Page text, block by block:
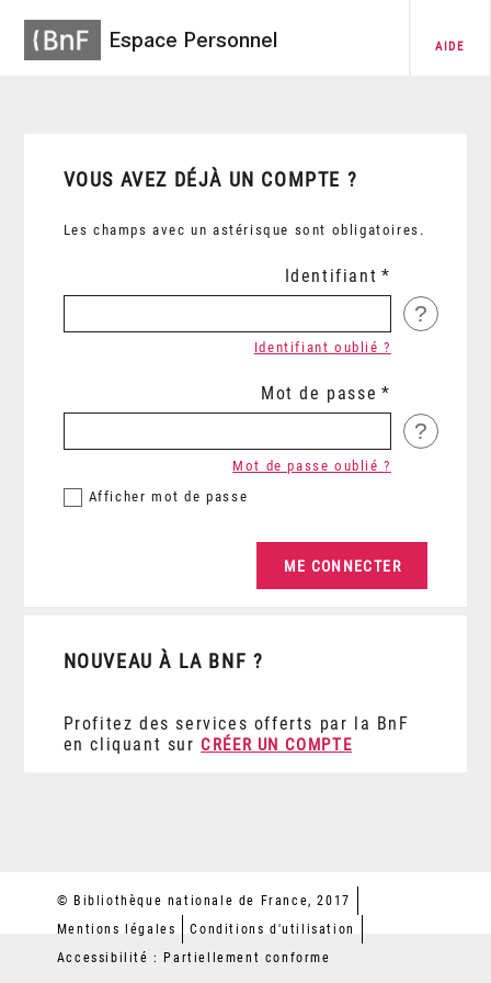
Espace Personnel AIDE
VOUS AVEZ DÉJÀ UN COMPTE ?
Les champs avec un astérisque sont obligatoires.
Identifiant
?
Identifiant oublié ?
Mot de passe
?
Afficher mot de passe
Mot de passe oublié ?
NOUVEAU À LA BNF ?
Profitez des services offerts par la BnF
en cliquant sur CRÉER UN COMPTE
© Bibliothèque nationale de France, 2017
Mentions légales
Conditions d'utilisation
Accessibilité : Partiellement conforme